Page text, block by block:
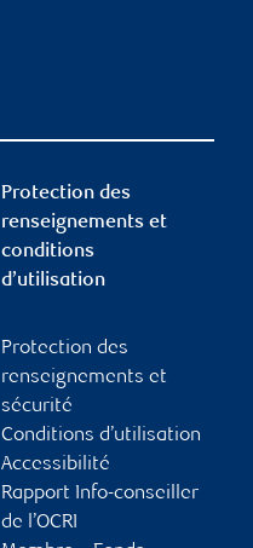
Protection des
renseignements et
conditions
d’utilisation
Protection des
renseignements et
sécurité
Conditions d’utilisation
Accessibilité
Rapport Info-conseiller
de l’OCRI